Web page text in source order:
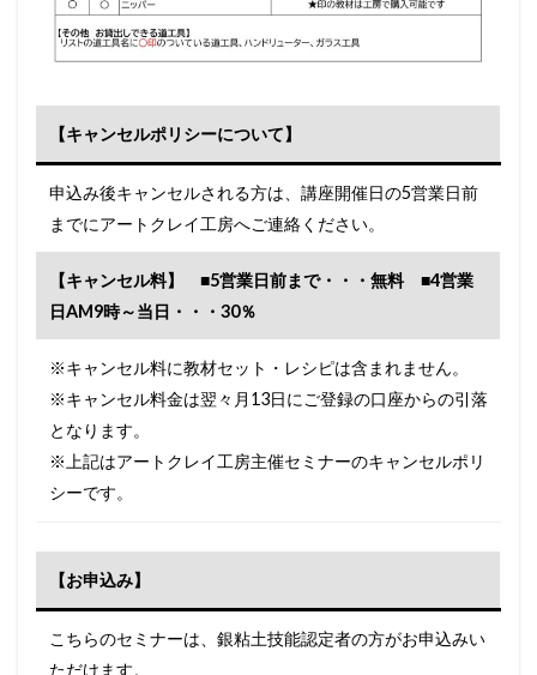
【キャンセルポリシーについて】
申込み後キャンセルされる方は、講座開催日の5営業日前
までにアートクレイ工房へご連絡ください。
【キャンセル料】 ■5営業日前まで・・・無料 ■4営業
日AM9時～当日・・・30％
※キャンセル料に教材セット・レシピは含まれません。
※キャンセル料金は翌々月13日にご登録の口座からの引落
となります。
※上記はアートクレイ工房主催セミナーのキャンセルポリ
シーです。
【お申込み】
こちらのセミナーは、銀粘土技能認定者の方がお申込みい
ただけます。